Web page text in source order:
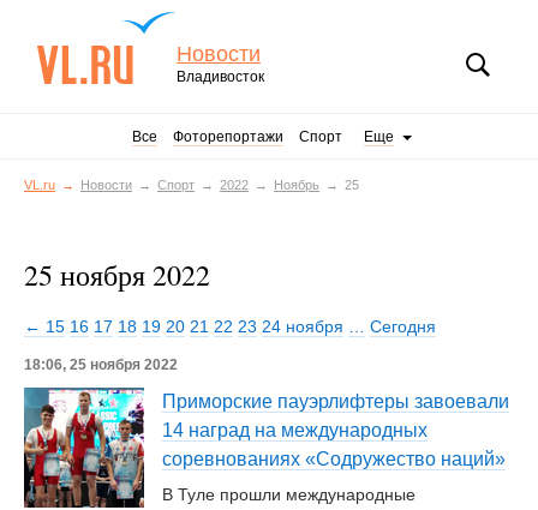
Новости
Владивосток
Все Фоторепортажи Спорт Еще
VL.ru Новости Спорт 2022 Ноябрь 25
25 ноября 2022
← 15 16 17 18 19 20 21 22 23 24 ноября Сегодня
18:06, 25 ноября 2022
Приморские пауэрлифтеры завоевали
14 наград на международных
соревнованиях «Содружество наций»
В Туле прошли международные